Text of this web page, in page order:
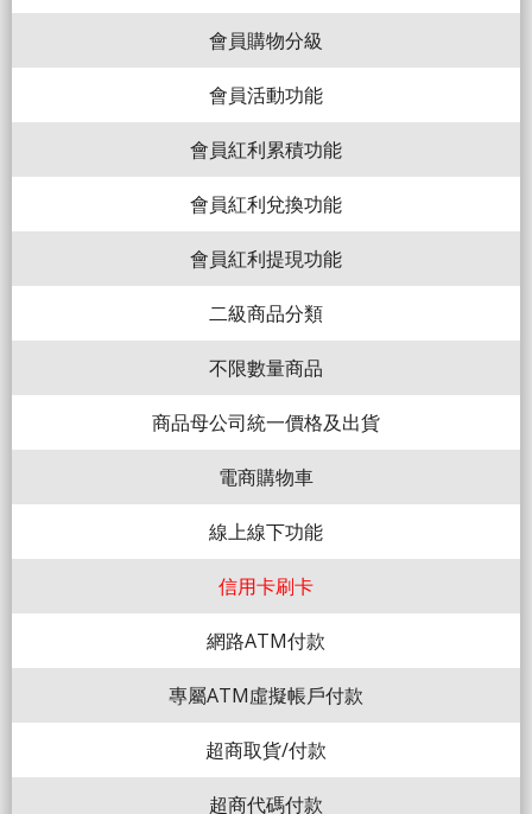
會員購物分級
會員活動功能
會員紅利累積功能
會員紅利兌換功能
會員紅利提現功能
二級商品分類
不限數量商品
商品母公司統一價格及出貨
電商購物車
線上線下功能
信用卡刷卡
網路ATM付款
專屬ATM虛擬帳戶付款
超商取貨/付款
超商代碼付款